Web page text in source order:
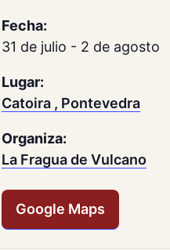
Fecha:
31 de julio - 2 de agosto
Lugar:
Catoira , Pontevedra
Organiza:
La Fragua de Vulcano
Google Maps